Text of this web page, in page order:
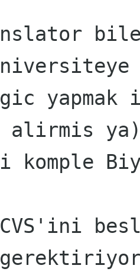
yapmak
alirmis
komple